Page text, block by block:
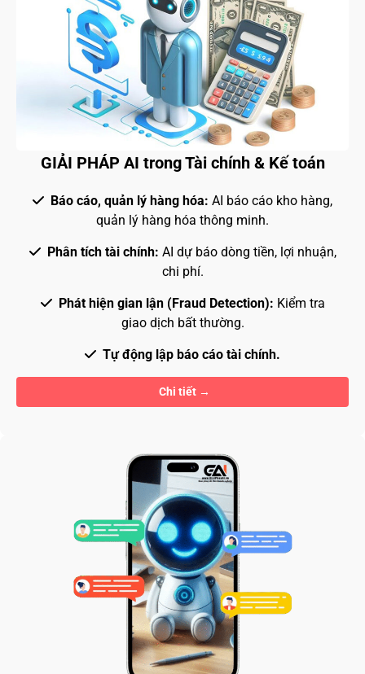
GIẢI PHÁP AI trong Tài chính & Kế toán
Báo cáo, quản lý hàng hóa: AI báo cáo kho hàng,
quản lý hàng hóa thông minh.
Phân tích tài chính: AI dự báo dòng tiền, lợi nhuận,
chi phí.
Phát hiện gian lận (Fraud Detection): Kiểm tra
giao dịch bất thường.
Tự động lập báo cáo tài chính.
Chi tiết